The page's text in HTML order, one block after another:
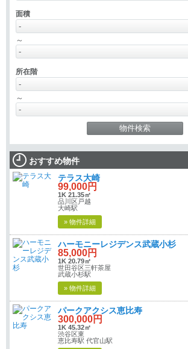
面積
～
所在階
～
おすすめ物件
テラス大崎
99,000円
1K 21.35㎡
品川区戸越
大崎駅
» 物件詳細
ハーモニーレジデンス武蔵小杉
85,000円
1K 20.79㎡
世田谷区三軒茶屋
武蔵小杉駅
» 物件詳細
パークアクシス恵比寿
300,000円
1K 45.32㎡
渋谷区東
恵比寿駅 代官山駅